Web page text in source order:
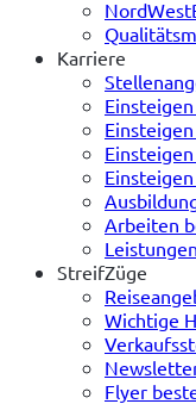
Karriere
Arbeiten
StreifZüge
Wichtige
Flyer